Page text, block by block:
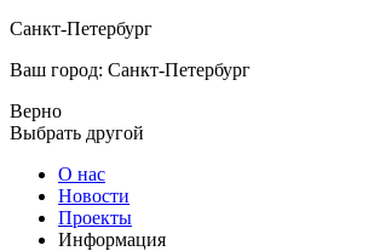
Санкт-Петербург
Ваш город: Санкт-Петербург
Верно
Выбрать другой
О нас
Новости
Проекты
Информация